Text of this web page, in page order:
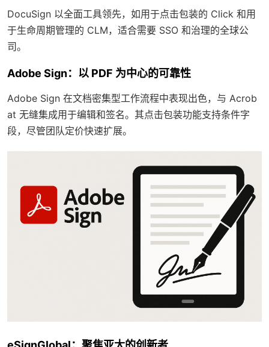
DocuSign 以全面工具领先，如用于点击包装的 Click 和用
于生命周期管理的 CLM，适合需要 SSO 和治理的全球公
司。
Adobe Sign：以 PDF 为中心的可靠性
Adobe Sign 在文档密集型工作流程中表现出色，与 Acrob
at 无缝集成用于编辑和签名。其点击包装功能支持条件字
段，尽管团队定价快速扩展。